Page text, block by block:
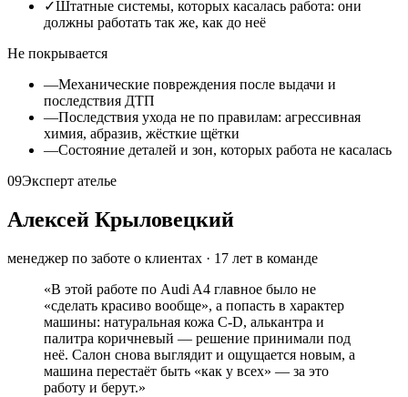
✓Штатные системы, которых касалась работа: они
должны работать так же, как до неё
Не покрывается
—Механические повреждения после выдачи и
последствия ДТП
—Последствия ухода не по правилам: агрессивная
химия, абразив, жёсткие щётки
—Состояние деталей и зон, которых работа не касалась
09Эксперт ателье
Алексей Крыловецкий
менеджер по заботе о клиентах · 17 лет в команде
«В этой работе по Audi A4 главное было не
«сделать красиво вообще», а попасть в характер
машины: натуральная кожа C-D, алькантра и
палитра коричневый — решение принимали под
неё. Салон снова выглядит и ощущается новым, а
машина перестаёт быть «как у всех» — за это
работу и берут.»